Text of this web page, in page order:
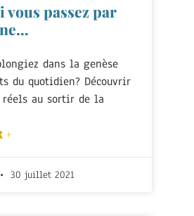
vous passez par
dans la genèse
du quotidien? Découvrir
réels au sortir de la
+
30 juillet 2021